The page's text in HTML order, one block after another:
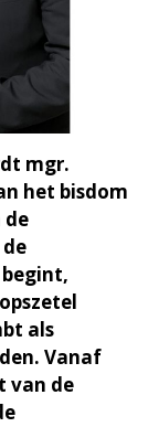
mgr.
het bisdom
de
als
Vanaf
van de